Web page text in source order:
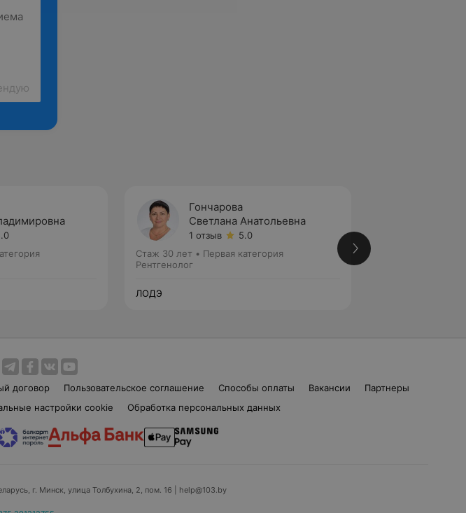
Гончарова
Светлана Анатольевна
1 отзыв
5.0
Стаж 30 лет • Первая категория
Рентгенолог
ЛОДЭ
договор Пользовательское соглашение Способы оплаты Вакансии
Партнеры
настройки cookie Обработка персональных данных
г. Минск, улица Толбухина, 2, пом. 16 | help@103.by